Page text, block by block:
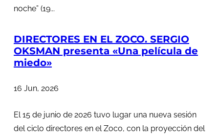
noche” (19...
DIRECTORES EN EL ZOCO. SERGIO
OKSMAN presenta «Una película de
miedo»
16 Jun, 2026
El 15 de junio de 2026 tuvo lugar una nueva sesión
del ciclo directores en el Zoco, con la proyección del